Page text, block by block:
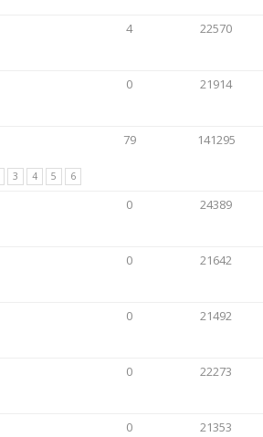
4 22570
0 21914
3 4 5 6
79 141295
0 24389
0 21642
0 21492
0 22273
0 21353